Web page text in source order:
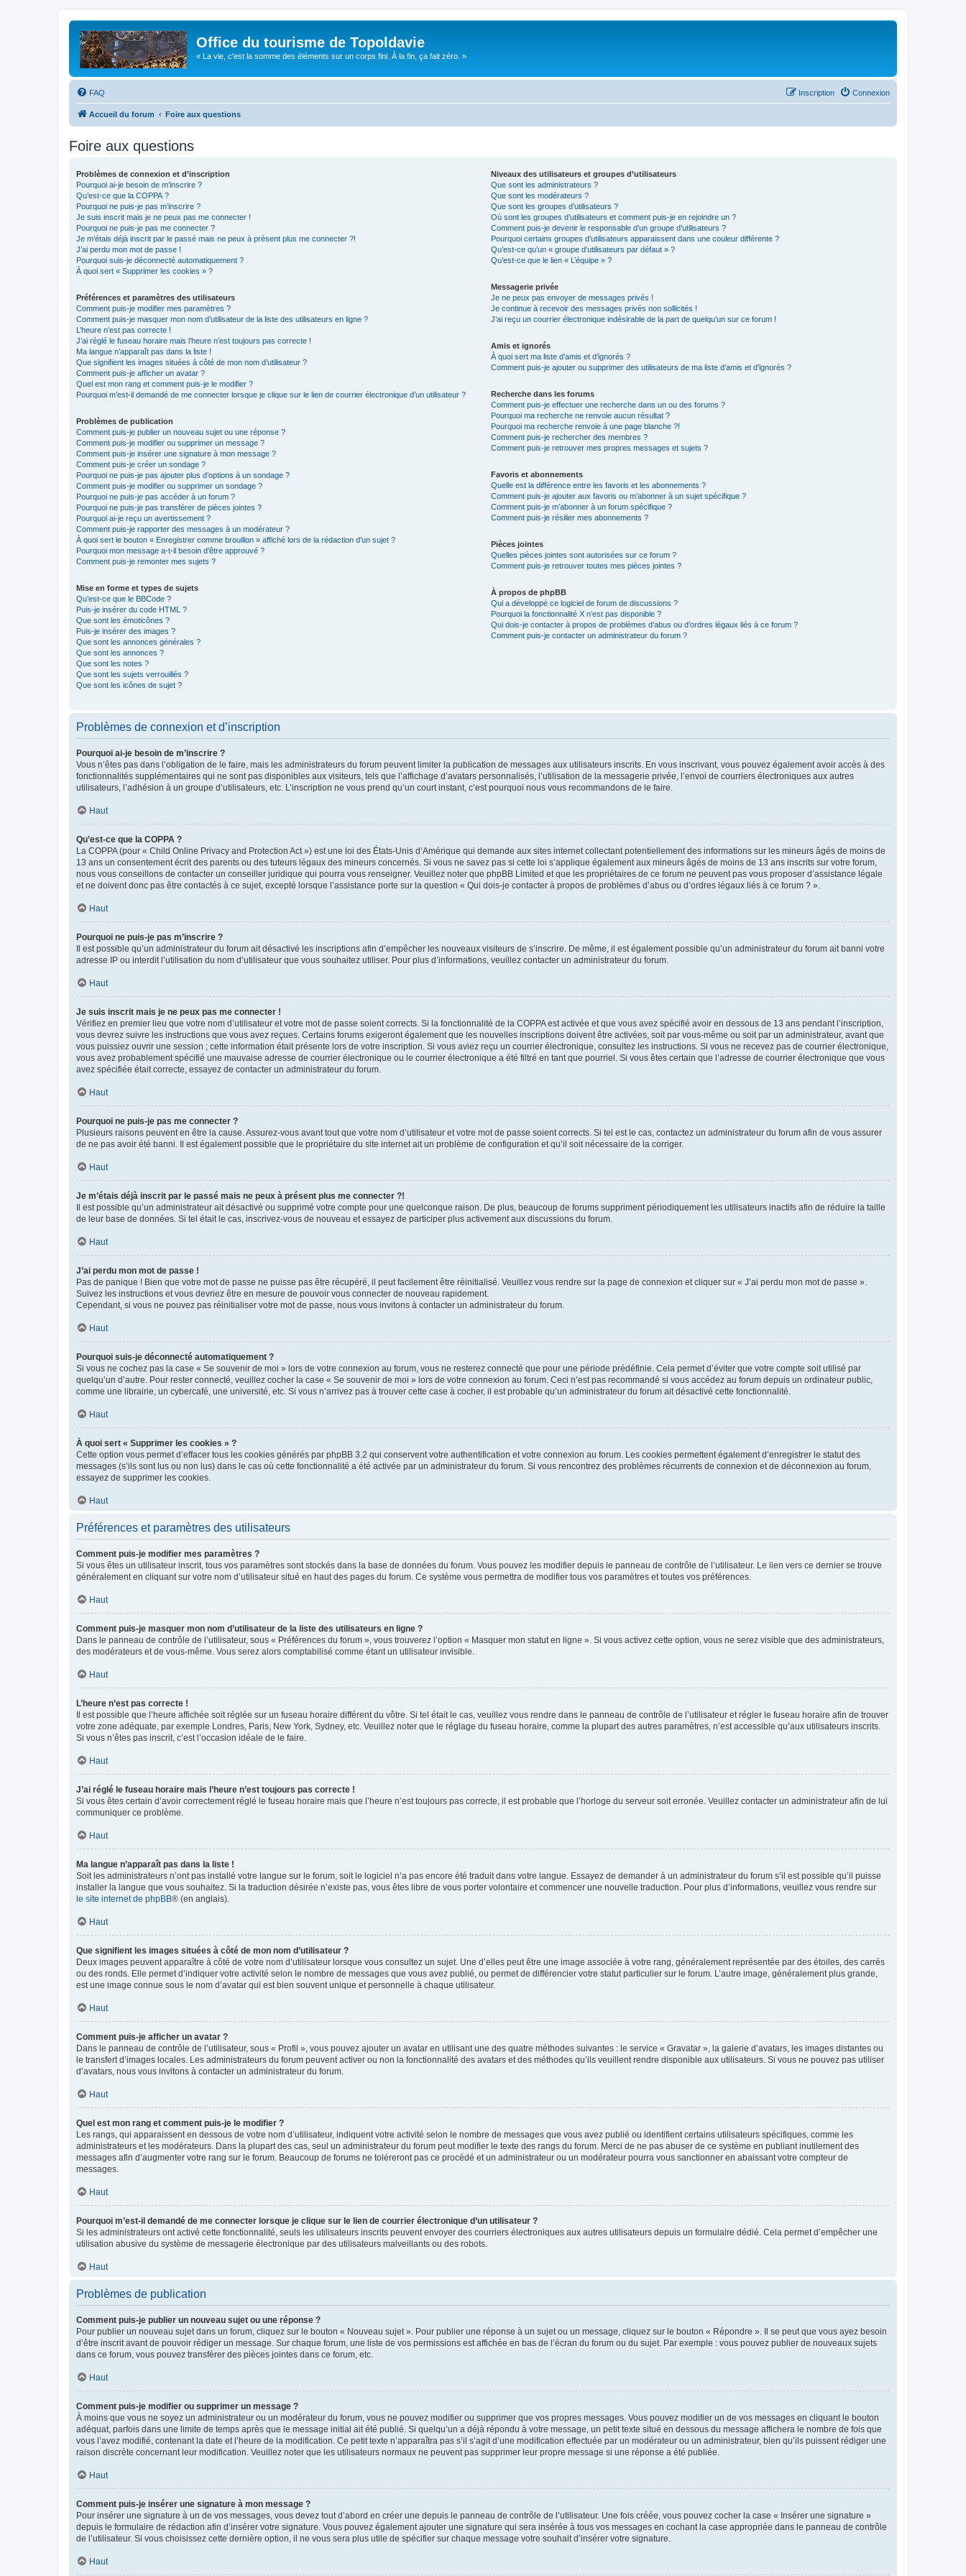
Office du tourisme de Topoldavie
« La vie, c'est la somme des éléments sur un corps fini. À la fin, ça fait zéro. »
FAQ Connexion
Inscription
Accueil du forum Foire aux questions
Foire aux questions
Problèmes de connexion et d’inscription
Pourquoi ai-je besoin de m’inscrire ?
Qu’est-ce que la COPPA ?
Pourquoi ne puis-je pas m’inscrire ?
Je suis inscrit mais je ne peux pas me connecter !
Pourquoi ne puis-je pas me connecter ?
Je m’étais déjà inscrit par le passé mais ne peux à présent plus me connecter ?!
J’ai perdu mon mot de passe !
Pourquoi suis-je déconnecté automatiquement ?
À quoi sert « Supprimer les cookies » ?
Préférences et paramètres des utilisateurs
Comment puis-je modifier mes paramètres ?
Comment puis-je masquer mon nom d’utilisateur de la liste des utilisateurs en ligne ?
L’heure n’est pas correcte !
J’ai réglé le fuseau horaire mais l’heure n’est toujours pas correcte !
Ma langue n’apparaît pas dans la liste !
Que signifient les images situées à côté de mon nom d’utilisateur ?
Comment puis-je afficher un avatar ?
Quel est mon rang et comment puis-je le modifier ?
Pourquoi m’est-il demandé de me connecter lorsque je clique sur le lien de courrier électronique d’un utilisateur ?
Problèmes de publication
Comment puis-je publier un nouveau sujet ou une réponse ?
Comment puis-je modifier ou supprimer un message ?
Comment puis-je insérer une signature à mon message ?
Comment puis-je créer un sondage ?
Pourquoi ne puis-je pas ajouter plus d’options à un sondage ?
Comment puis-je modifier ou supprimer un sondage ?
Pourquoi ne puis-je pas accéder à un forum ?
Pourquoi ne puis-je pas transférer de pièces jointes ?
Pourquoi ai-je reçu un avertissement ?
Comment puis-je rapporter des messages à un modérateur ?
À quoi sert le bouton « Enregistrer comme brouillon » affiché lors de la rédaction d’un sujet ?
Pourquoi mon message a-t-il besoin d’être approuvé ?
Comment puis-je remonter mes sujets ?
Mise en forme et types de sujets
Qu’est-ce que le BBCode ?
Puis-je insérer du code HTML ?
Que sont les émoticônes ?
Puis-je insérer des images ?
Que sont les annonces générales ?
Que sont les annonces ?
Que sont les notes ?
Que sont les sujets verrouillés ?
Que sont les icônes de sujet ?
Niveaux des utilisateurs et groupes d’utilisateurs
Que sont les administrateurs ?
Que sont les modérateurs ?
Que sont les groupes d’utilisateurs ?
Où sont les groupes d’utilisateurs et comment puis-je en rejoindre un ?
Comment puis-je devenir le responsable d’un groupe d’utilisateurs ?
Pourquoi certains groupes d’utilisateurs apparaissent dans une couleur différente ?
Qu’est-ce qu’un « groupe d’utilisateurs par défaut » ?
Qu’est-ce que le lien « L’équipe » ?
Messagerie privée
Je ne peux pas envoyer de messages privés !
Je continue à recevoir des messages privés non sollicités !
J’ai reçu un courrier électronique indésirable de la part de quelqu’un sur ce forum !
Amis et ignorés
À quoi sert ma liste d’amis et d’ignorés ?
Comment puis-je ajouter ou supprimer des utilisateurs de ma liste d’amis et d’ignorés ?
Recherche dans les forums
Comment puis-je effectuer une recherche dans un ou des forums ?
Pourquoi ma recherche ne renvoie aucun résultat ?
Pourquoi ma recherche renvoie à une page blanche ?!
Comment puis-je rechercher des membres ?
Comment puis-je retrouver mes propres messages et sujets ?
Favoris et abonnements
Quelle est la différence entre les favoris et les abonnements ?
Comment puis-je ajouter aux favoris ou m’abonner à un sujet spécifique ?
Comment puis-je m’abonner à un forum spécifique ?
Comment puis-je résilier mes abonnements ?
Pièces jointes
Quelles pièces jointes sont autorisées sur ce forum ?
Comment puis-je retrouver toutes mes pièces jointes ?
À propos de phpBB
Qui a développé ce logiciel de forum de discussions ?
Pourquoi la fonctionnalité X n’est pas disponible ?
Qui dois-je contacter à propos de problèmes d’abus ou d’ordres légaux liés à ce forum ?
Comment puis-je contacter un administrateur du forum ?
Problèmes de connexion et d’inscription
Pourquoi ai-je besoin de m’inscrire ?
Vous n’êtes pas dans l’obligation de le faire, mais les administrateurs du forum peuvent limiter la publication de messages aux utilisateurs inscrits. En vous inscrivant, vous pouvez également avoir accès à des
fonctionnalités supplémentaires qui ne sont pas disponibles aux visiteurs, tels que l’affichage d’avatars personnalisés, l’utilisation de la messagerie privée, l’envoi de courriers électroniques aux autres
utilisateurs, l’adhésion à un groupe d’utilisateurs, etc. L’inscription ne vous prend qu’un court instant, c’est pourquoi nous vous recommandons de le faire.
Haut
Qu’est-ce que la COPPA ?
La COPPA (pour « Child Online Privacy and Protection Act ») est une loi des États-Unis d’Amérique qui demande aux sites internet collectant potentiellement des informations sur les mineurs âgés de moins de
13 ans un consentement écrit des parents ou des tuteurs légaux des mineurs concernés. Si vous ne savez pas si cette loi s’applique également aux mineurs âgés de moins de 13 ans inscrits sur votre forum,
nous vous conseillons de contacter un conseiller juridique qui pourra vous renseigner. Veuillez noter que phpBB Limited et que les propriétaires de ce forum ne peuvent pas vous proposer d’assistance légale
et ne doivent donc pas être contactés à ce sujet, excepté lorsque l’assistance porte sur la question « Qui dois-je contacter à propos de problèmes d’abus ou d’ordres légaux liés à ce forum ? ».
Haut
Pourquoi ne puis-je pas m’inscrire ?
Il est possible qu’un administrateur du forum ait désactivé les inscriptions afin d’empêcher les nouveaux visiteurs de s’inscrire. De même, il est également possible qu’un administrateur du forum ait banni votre
adresse IP ou interdit l’utilisation du nom d’utilisateur que vous souhaitez utiliser. Pour plus d’informations, veuillez contacter un administrateur du forum.
Haut
Je suis inscrit mais je ne peux pas me connecter !
Vérifiez en premier lieu que votre nom d’utilisateur et votre mot de passe soient corrects. Si la fonctionnalité de la COPPA est activée et que vous avez spécifié avoir en dessous de 13 ans pendant l’inscription,
vous devrez suivre les instructions que vous avez reçues. Certains forums exigeront également que les nouvelles inscriptions doivent être activées, soit par vous-même ou soit par un administrateur, avant que
vous puissiez ouvrir une session ; cette information était présente lors de votre inscription. Si vous aviez reçu un courrier électronique, consultez les instructions. Si vous ne recevez pas de courrier électronique,
vous avez probablement spécifié une mauvaise adresse de courrier électronique ou le courrier électronique a été filtré en tant que pourriel. Si vous êtes certain que l’adresse de courrier électronique que vous
avez spécifiée était correcte, essayez de contacter un administrateur du forum.
Haut
Pourquoi ne puis-je pas me connecter ?
Plusieurs raisons peuvent en être la cause. Assurez-vous avant tout que votre nom d’utilisateur et votre mot de passe soient corrects. Si tel est le cas, contactez un administrateur du forum afin de vous assurer
de ne pas avoir été banni. Il est également possible que le propriétaire du site internet ait un problème de configuration et qu’il soit nécessaire de la corriger.
Haut
Je m’étais déjà inscrit par le passé mais ne peux à présent plus me connecter ?!
Il est possible qu’un administrateur ait désactivé ou supprimé votre compte pour une quelconque raison. De plus, beaucoup de forums suppriment périodiquement les utilisateurs inactifs afin de réduire la taille
de leur base de données. Si tel était le cas, inscrivez-vous de nouveau et essayez de participer plus activement aux discussions du forum.
Haut
J’ai perdu mon mot de passe !
Pas de panique ! Bien que votre mot de passe ne puisse pas être récupéré, il peut facilement être réinitialisé. Veuillez vous rendre sur la page de connexion et cliquer sur « J’ai perdu mon mot de passe ».
Suivez les instructions et vous devriez être en mesure de pouvoir vous connecter de nouveau rapidement.
Cependant, si vous ne pouvez pas réinitialiser votre mot de passe, nous vous invitons à contacter un administrateur du forum.
Haut
Pourquoi suis-je déconnecté automatiquement ?
Si vous ne cochez pas la case « Se souvenir de moi » lors de votre connexion au forum, vous ne resterez connecté que pour une période prédéfinie. Cela permet d’éviter que votre compte soit utilisé par
quelqu’un d’autre. Pour rester connecté, veuillez cocher la case « Se souvenir de moi » lors de votre connexion au forum. Ceci n’est pas recommandé si vous accédez au forum depuis un ordinateur public,
comme une librairie, un cybercafé, une université, etc. Si vous n’arrivez pas à trouver cette case à cocher, il est probable qu’un administrateur du forum ait désactivé cette fonctionnalité.
Haut
À quoi sert « Supprimer les cookies » ?
Cette option vous permet d’effacer tous les cookies générés par phpBB 3.2 qui conservent votre authentification et votre connexion au forum. Les cookies permettent également d’enregistrer le statut des
messages (s’ils sont lus ou non lus) dans le cas où cette fonctionnalité a été activée par un administrateur du forum. Si vous rencontrez des problèmes récurrents de connexion et de déconnexion au forum,
essayez de supprimer les cookies.
Haut
Préférences et paramètres des utilisateurs
Comment puis-je modifier mes paramètres ?
Si vous êtes un utilisateur inscrit, tous vos paramètres sont stockés dans la base de données du forum. Vous pouvez les modifier depuis le panneau de contrôle de l’utilisateur. Le lien vers ce dernier se trouve
généralement en cliquant sur votre nom d’utilisateur situé en haut des pages du forum. Ce système vous permettra de modifier tous vos paramètres et toutes vos préférences.
Haut
Comment puis-je masquer mon nom d’utilisateur de la liste des utilisateurs en ligne ?
Dans le panneau de contrôle de l’utilisateur, sous « Préférences du forum », vous trouverez l’option « Masquer mon statut en ligne ». Si vous activez cette option, vous ne serez visible que des administrateurs,
des modérateurs et de vous-même. Vous serez alors comptabilisé comme étant un utilisateur invisible.
Haut
L’heure n’est pas correcte !
Il est possible que l’heure affichée soit réglée sur un fuseau horaire différent du vôtre. Si tel était le cas, veuillez vous rendre dans le panneau de contrôle de l’utilisateur et régler le fuseau horaire afin de trouver
votre zone adéquate, par exemple Londres, Paris, New York, Sydney, etc. Veuillez noter que le réglage du fuseau horaire, comme la plupart des autres paramètres, n’est accessible qu’aux utilisateurs inscrits.
Si vous n’êtes pas inscrit, c’est l’occasion idéale de le faire.
Haut
J’ai réglé le fuseau horaire mais l’heure n’est toujours pas correcte !
Si vous êtes certain d’avoir correctement réglé le fuseau horaire mais que l’heure n’est toujours pas correcte, il est probable que l’horloge du serveur soit erronée. Veuillez contacter un administrateur afin de lui
communiquer ce problème.
Haut
Ma langue n’apparaît pas dans la liste !
Soit les administrateurs n’ont pas installé votre langue sur le forum, soit le logiciel n’a pas encore été traduit dans votre langue. Essayez de demander à un administrateur du forum s’il est possible qu’il puisse
installer la langue que vous souhaitez. Si la traduction désirée n’existe pas, vous êtes libre de vous porter volontaire et commencer une nouvelle traduction. Pour plus d’informations, veuillez vous rendre sur
le site internet de phpBB® (en anglais).
Haut
Que signifient les images situées à côté de mon nom d’utilisateur ?
Deux images peuvent apparaître à côté de votre nom d’utilisateur lorsque vous consultez un sujet. Une d’elles peut être une image associée à votre rang, généralement représentée par des étoiles, des carrés
ou des ronds. Elle permet d’indiquer votre activité selon le nombre de messages que vous avez publié, ou permet de différencier votre statut particulier sur le forum. L’autre image, généralement plus grande,
est une image connue sous le nom d’avatar qui est bien souvent unique et personnelle à chaque utilisateur.
Haut
Comment puis-je afficher un avatar ?
Dans le panneau de contrôle de l’utilisateur, sous « Profil », vous pouvez ajouter un avatar en utilisant une des quatre méthodes suivantes : le service « Gravatar », la galerie d’avatars, les images distantes ou
le transfert d’images locales. Les administrateurs du forum peuvent activer ou non la fonctionnalité des avatars et des méthodes qu’ils veuillent rendre disponible aux utilisateurs. Si vous ne pouvez pas utiliser
d’avatars, nous vous invitons à contacter un administrateur du forum.
Haut
Quel est mon rang et comment puis-je le modifier ?
Les rangs, qui apparaissent en dessous de votre nom d’utilisateur, indiquent votre activité selon le nombre de messages que vous avez publié ou identifient certains utilisateurs spécifiques, comme les
administrateurs et les modérateurs. Dans la plupart des cas, seul un administrateur du forum peut modifier le texte des rangs du forum. Merci de ne pas abuser de ce système en publiant inutilement des
messages afin d’augmenter votre rang sur le forum. Beaucoup de forums ne toléreront pas ce procédé et un administrateur ou un modérateur pourra vous sanctionner en abaissant votre compteur de
messages.
Haut
Pourquoi m’est-il demandé de me connecter lorsque je clique sur le lien de courrier électronique d’un utilisateur ?
Si les administrateurs ont activé cette fonctionnalité, seuls les utilisateurs inscrits peuvent envoyer des courriers électroniques aux autres utilisateurs depuis un formulaire dédié. Cela permet d’empêcher une
utilisation abusive du système de messagerie électronique par des utilisateurs malveillants ou des robots.
Haut
Problèmes de publication
Comment puis-je publier un nouveau sujet ou une réponse ?
Pour publier un nouveau sujet dans un forum, cliquez sur le bouton « Nouveau sujet ». Pour publier une réponse à un sujet ou un message, cliquez sur le bouton « Répondre ». Il se peut que vous ayez besoin
d’être inscrit avant de pouvoir rédiger un message. Sur chaque forum, une liste de vos permissions est affichée en bas de l’écran du forum ou du sujet. Par exemple : vous pouvez publier de nouveaux sujets
dans ce forum, vous pouvez transférer des pièces jointes dans ce forum, etc.
Haut
Comment puis-je modifier ou supprimer un message ?
À moins que vous ne soyez un administrateur ou un modérateur du forum, vous ne pouvez modifier ou supprimer que vos propres messages. Vous pouvez modifier un de vos messages en cliquant le bouton
adéquat, parfois dans une limite de temps après que le message initial ait été publié. Si quelqu’un a déjà répondu à votre message, un petit texte situé en dessous du message affichera le nombre de fois que
vous l’avez modifié, contenant la date et l’heure de la modification. Ce petit texte n’apparaîtra pas s’il s’agit d’une modification effectuée par un modérateur ou un administrateur, bien qu’ils puissent rédiger une
raison discrète concernant leur modification. Veuillez noter que les utilisateurs normaux ne peuvent pas supprimer leur propre message si une réponse a été publiée.
Haut
Comment puis-je insérer une signature à mon message ?
Pour insérer une signature à un de vos messages, vous devez tout d’abord en créer une depuis le panneau de contrôle de l’utilisateur. Une fois créée, vous pouvez cocher la case « Insérer une signature »
depuis le formulaire de rédaction afin d’insérer votre signature. Vous pouvez également ajouter une signature qui sera insérée à tous vos messages en cochant la case appropriée dans le panneau de contrôle
de l’utilisateur. Si vous choisissez cette dernière option, il ne vous sera plus utile de spécifier sur chaque message votre souhait d’insérer votre signature.
Haut